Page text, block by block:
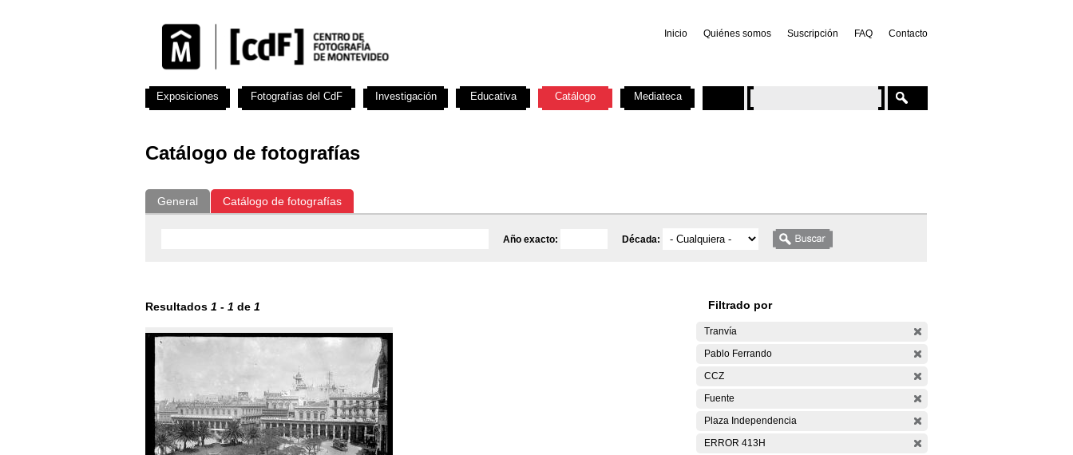
Inicio Quiénes somos Suscripción FAQ Contacto
Catálogo de fotografías
General Catálogo de fotografías
Año exacto: Década:
Resultados 1 - 1 de 1 Filtrado por
Tranvía
Pablo Ferrando
CCZ
Fuente
Plaza Independencia
ERROR 413H
Exposiciones Fotografías del CdF Investigación Educativa Catálogo Mediateca